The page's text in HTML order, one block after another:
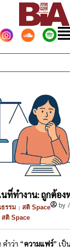
ที่ทำงาน: ถูกต้อง
รรม | สติ Space by
สติ Space
คำว่า “ความแฟร์” เป็